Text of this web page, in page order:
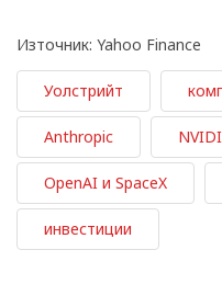
Източник: Yahoo Finance
Уолстрийт
Anthropic
OpenAI и SpaceX
инвестиции